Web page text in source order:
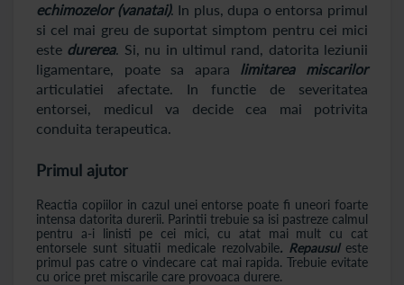
echimozelor (vanatai). In plus, dupa o entorsa primul
si cel mai greu de suportat simptom pentru cei mici
este durerea. Si, nu in ultimul rand, datorita leziunii
ligamentare, poate sa apara limitarea miscarilor
articulatiei afectate. In functie de severitatea
entorsei, medicul va decide cea mai potrivita
conduita terapeutica.
Primul ajutor
Reactia copiilor in cazul unei entorse poate fi uneori foarte
intensa datorita durerii. Parintii trebuie sa isi pastreze calmul
pentru a-i linisti pe cei mici, cu atat mai mult cu cat
entorsele sunt situatii medicale rezolvabile. Repausuleste
primul pas catre o vindecare cat mai rapida. Trebuie evitate
cu orice pret miscarile care provoaca durere.